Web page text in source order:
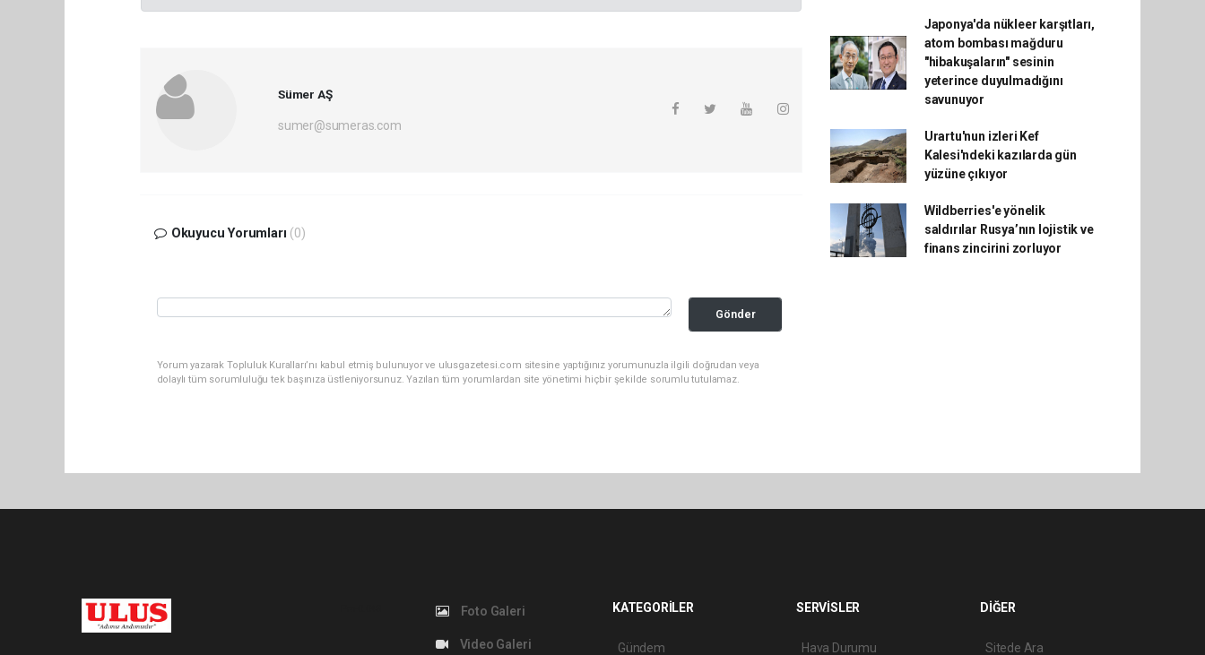
Sümer AŞ
sumer@sumeras.com
Okuyucu Yorumları (0)
Gönder
Yorum yazarak Topluluk Kuralları’nı kabul etmiş bulunuyor ve ulusgazetesi.com sitesine yaptığınız yorumunuzla ilgili doğrudan veya
dolaylı tüm sorumluluğu tek başınıza üstleniyorsunuz. Yazılan tüm yorumlardan site yönetimi hiçbir şekilde sorumlu tutulamaz.
Japonya'da nükleer karşıtları,
atom bombası mağduru
"hibakuşaların" sesinin
yeterince duyulmadığını
savunuyor
Urartu'nun izleri Kef
Kalesi'ndeki kazılarda gün
yüzüne çıkıyor
Wildberries'e yönelik
saldırılar Rusya’nın lojistik ve
finans zincirini zorluyor
Foto Galeri
Video Galeri
KATEGORİLER
Gündem
SERVİSLER
Hava Durumu
DİĞER
Sitede Ara